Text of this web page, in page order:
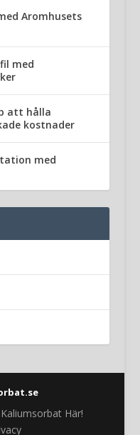
Aromhusets
med
att hålla
kostnader
med
Här!